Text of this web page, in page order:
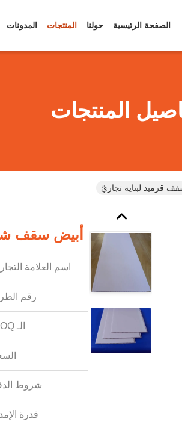
الصفحة الرئيسية حولنا المنتجات المدونات
المنتجات
قرميد لبناية تجاريّ
أبيض سقف
اسم العلامة
رقم
الـ MOQ:
شروط
قدرة